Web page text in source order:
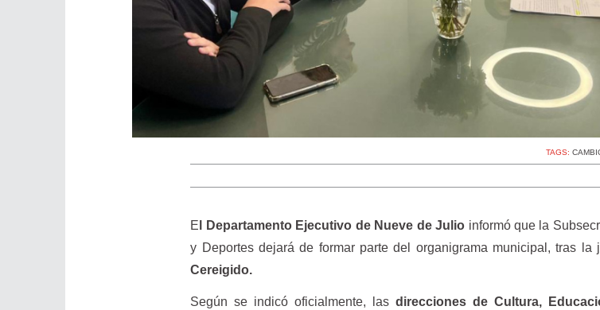
TAGS:
E l Departamento Ejecutivo de Nueve de Julio informó que la
y Deportes dejará de formar parte del organigrama municipal, tras la
Cereigido.
Según se indicó oficialmente, las direcciones de Cultura,